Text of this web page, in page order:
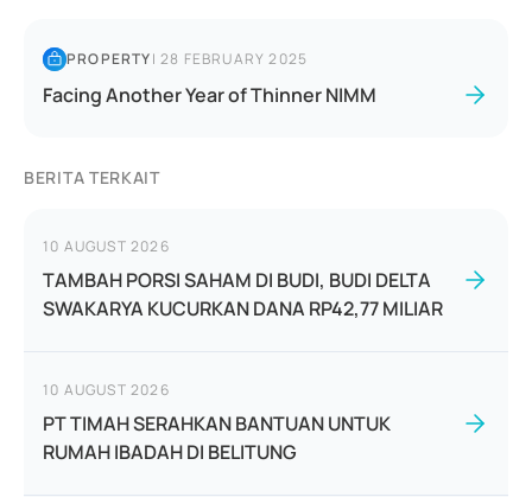
PROPERTY|28 FEBRUARY 2025
Facing Another Year of Thinner NIMM
BERITA TERKAIT
10 AUGUST 2026
TAMBAH PORSI SAHAM DI BUDI, BUDI DELTA
SWAKARYA KUCURKAN DANA RP42,77 MILIAR
10 AUGUST 2026
PT TIMAH SERAHKAN BANTUAN UNTUK
RUMAH IBADAH DI BELITUNG